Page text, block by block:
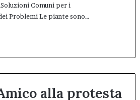
Comuni per i
Problemi Le piante sono…
alla protesta